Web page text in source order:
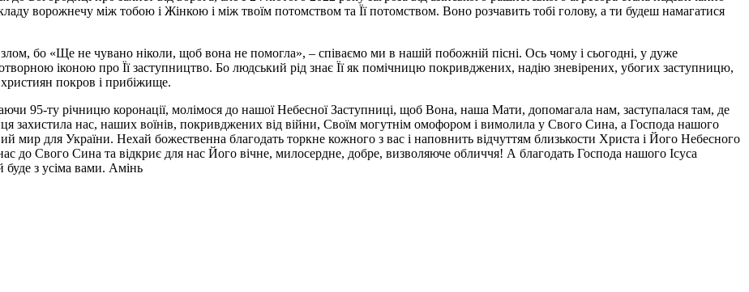
ворожнечу між тобою і Жінкою і між твоїм потомством та Її потомством. Воно розчавить тобі голову, а ти будеш намагатися
злом, бо «Ще не чувано ніколи, щоб вона не помогла», – співаємо ми в нашій побожній пісні. Ось чому і сьогодні, у дуже
іконою про Її заступництво. Бо людський рід знає Її як помічницю покривджених, надію зневірених, убогих заступницю,
християн покров і прибіжище.
95-ту річницю коронації, молімося до нашої Небесної Заступниці, щоб Вона, наша Мати, допомагала нам, заступалася там, де
захистила нас, наших воїнів, покривджених від війни, Своїм могутнім омофором і вимолила у Свого Сина, а Господа нашого
мир для України. Нехай божественна благодать торкне кожного з вас і наповнить відчуттям близькости Христа і Його Небесного
до Свого Сина та відкриє для нас Його вічне, милосердне, добре, визволяюче обличчя! А благодать Господа нашого Ісуса
з усіма вами. Амінь